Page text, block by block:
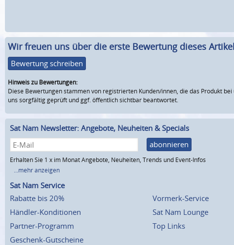
Wir freuen uns über die erste Bewertung dieses
Bewertung schreiben
Hinweis zu Bewertungen:
Diese Bewertungen stammen von registrierten Kunden/innen, die das Produkt
uns sorgfältig geprüft und ggf. öffentlich sichtbar beantwortet.
Sat Nam Newsletter: Angebote, Neuheiten & Specials
abonnieren
Erhalten Sie 1 x im Monat Angebote, Neuheiten, Trends und Event-Infos
...mehr anzeigen
Sat Nam Service
Rabatte bis 20%
Händler-Konditionen
Partner-Programm
Geschenk-Gutscheine
Vormerk-Service
Sat Nam Lounge
Top Links